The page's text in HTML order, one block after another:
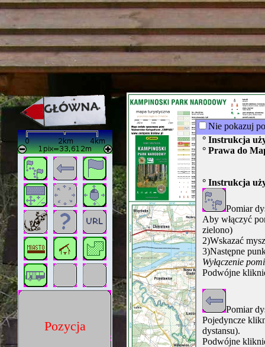
strona w naprawie zapraszamy
Nie pokazuj
° Instrukcja
° Prawa do
° Instrukcja
Pomiar
Aby włączyć
zielono)
2)Wskazać
3)Następne
Wyłączenie
Podwójne
Pomiar
Pojedyncze
dystansu).
Podwójne
Pozycja